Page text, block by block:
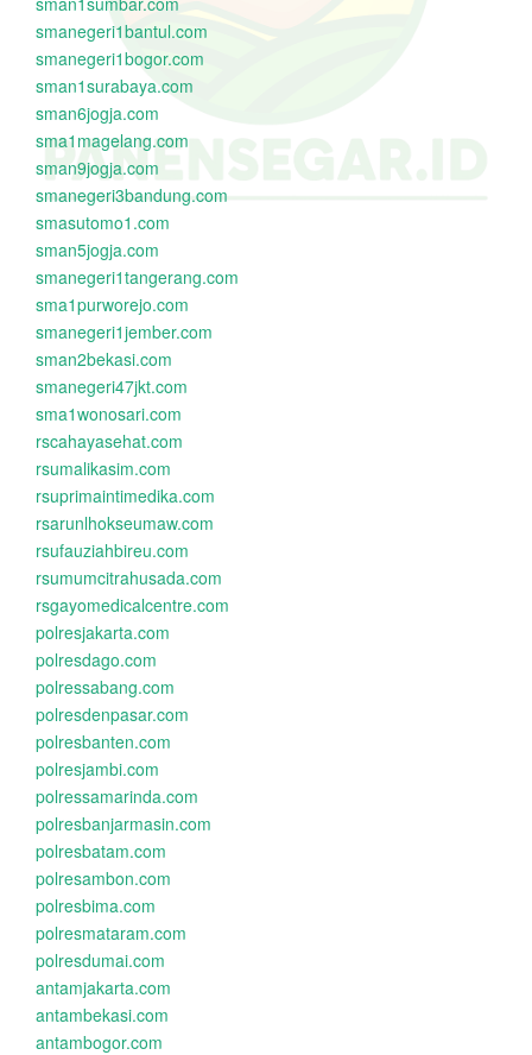
smanegeri1bantul.com
smanegeri1bogor.com
sman1surabaya.com
sman6jogja.com
sma1magelang.com
sman9jogja.com
smanegeri3bandung.com
smasutomo1.com
sman5jogja.com
smanegeri1tangerang.com
sma1purworejo.com
smanegeri1jember.com
sman2bekasi.com
smanegeri47jkt.com
sma1wonosari.com
rscahayasehat.com
rsumalikasim.com
rsuprimaintimedika.com
rsarunlhokseumaw.com
rsufauziahbireu.com
rsumumcitrahusada.com
rsgayomedicalcentre.com
polresjakarta.com
polresdago.com
polressabang.com
polresdenpasar.com
polresbanten.com
polresjambi.com
polressamarinda.com
polresbanjarmasin.com
polresbatam.com
polresambon.com
polresbima.com
polresmataram.com
polresdumai.com
antamjakarta.com
antambekasi.com
antambogor.com